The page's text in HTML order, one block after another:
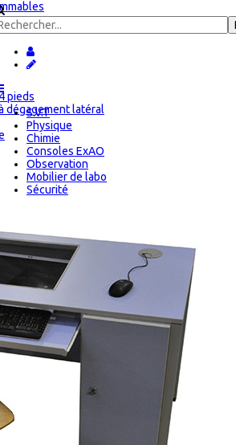
S.V.T
Physique
Chimie
Consoles ExAO
Observation
Mobilier de labo
Sécurité
pieds
dégagement latéral